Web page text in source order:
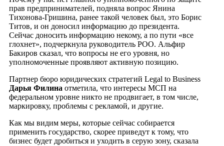
прав предпринимателей, подняла вопрос Янина
Тихонова-Гришина, ранее такой человек был, это Борис
Титов, и он доносил информацию до президента.
Сейчас доносить информацию некому, а по пути «все
глохнет», подчеркнула руководитель РОО. Альфир
Бакиров сказал, что вопросы не его уровня, но
уполномоченные проявляют активную позицию.
Партнер бюро юридических стратегий Legal to Business
Дарья Филина отметила, что интересы МСП на
федеральном уровне никто не продвигает, в том числе,
маркировку, проблемы с рекламой, и другие.
Как мы видим меры, которые сейчас собирается
применить государство, скорее приведут к тому, что
бизнес будет дробиться и уходить в серую зону, сказала